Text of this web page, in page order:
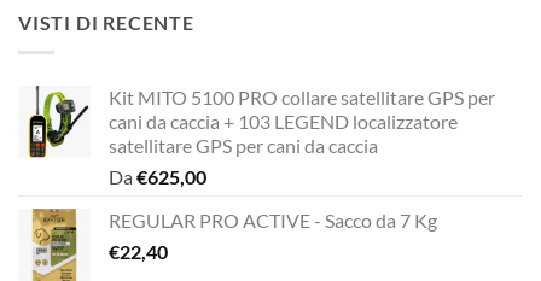
era:
€12,00.
VISTI DI RECENTE
Kit MITO 5100 PRO collare satellitare GPS per
cani da caccia + 103 LEGEND localizzatore
satellitare GPS per cani da caccia
Da €625,00
REGULAR PRO ACTIVE - Sacco da 7 Kg
€22,40